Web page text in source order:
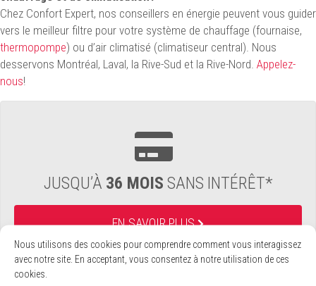
Nous utilisons des cookies pour comprendre comment vous interagissez
avec notre site. En acceptant, vous consentez à notre utilisation de ces
cookies.
JUSQU’À 36 MOIS SANS INTÉRÊT*
EN SAVOIR PLUS
Chez Confort Expert, nos conseillers en énergie peuvent vous guider
vers le meilleur filtre pour votre système de chauffage (fournaise,
thermopompe) ou d’air climatisé (climatiseur central). Nous
desservons Montréal, Laval, la Rive-Sud et la Rive-Nord. Appelez-
nous!